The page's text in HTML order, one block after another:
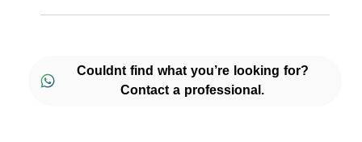
Couldnt find what you’re looking for?
Contact a professional.